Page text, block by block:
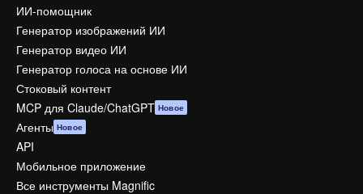
ИИ-помощник
Генератор изображений ИИ
Генератор видео ИИ
Генератор голоса на основе ИИ
Стоковый контент
MCP для Claude/ChatGPT Новое
Агенты Новое
API
Мобильное приложение
Все инструменты Magnific